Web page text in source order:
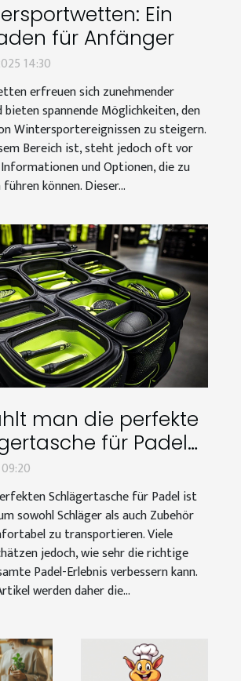
Ein
für Anfänger
14:30
erfreuen sich zunehmender
spannende Möglichkeiten, den
Wintersportereignissen zu steigern.
Bereich ist, steht jedoch oft vor
und Optionen, die zu
können. Dieser...
man die perfekte
für Padel
Schlägertasche für Padel ist
sowohl Schläger als auch Zubehör
zu transportieren. Viele
jedoch, wie sehr die richtige
Padel-Erlebnis verbessern kann.
werden daher die...